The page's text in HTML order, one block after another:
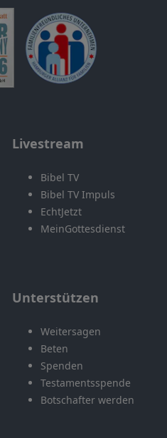
Livestream
Bibel TV
Bibel TV Impuls
EchtJetzt
MeinGottesdienst
Unterstützen
Weitersagen
Beten
Spenden
Testamentsspende
Botschafter werden